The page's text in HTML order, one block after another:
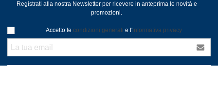
Registrati alla nostra Newsletter per ricevere in anteprima le novità e
promozioni.
Accetto le condizioni generali e l'informativa privacy